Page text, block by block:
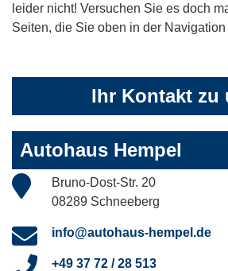
leider nicht! Versuchen Sie es doch
Seiten, die Sie oben in der Navigation
Ihr Kontakt zu
Autohaus Hempel
Bruno-Dost-Str. 20
08289 Schneeberg
info@autohaus-hempel.de
+49 37 72 / 28 513